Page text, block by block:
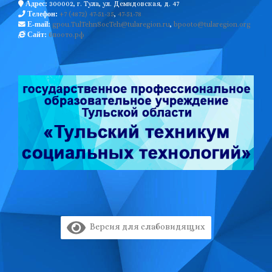
Адрес: 300002, г. Тула, ул. Демидовская, д. 47
Телефон: +7 (4872) 47-51-35, 47-51-78
E-mail: gpou.TulTehnSocTeh@tularegion.ru, bpooto@tularegion.org
Сайт: бпоото.рф
Версия для слабовидящих